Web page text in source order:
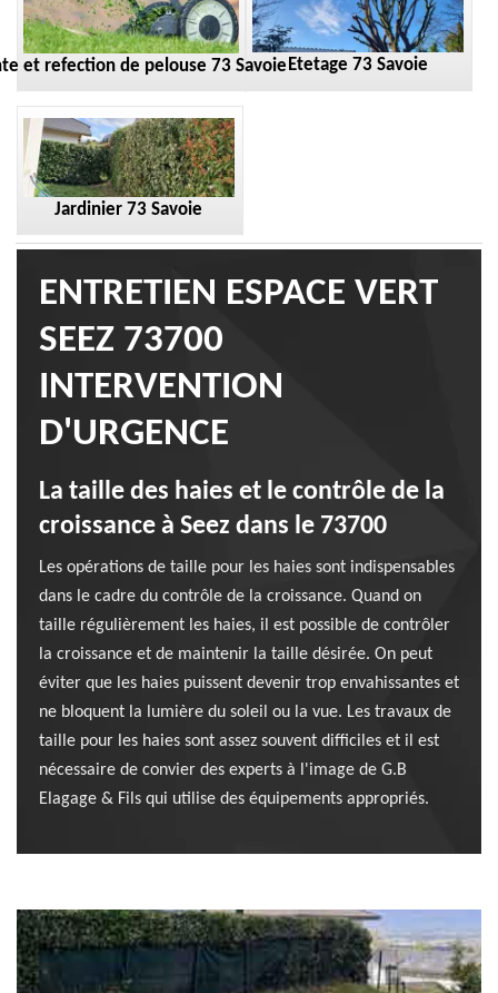
et refection de pelouse 73 Savoie Etetage 73 Savoie
Jardinier 73 Savoie
ENTRETIEN ESPACE VERT
SEEZ 73700
INTERVENTION
D'URGENCE
La taille des haies et le contrôle de la
croissance à Seez dans le 73700
Les opérations de taille pour les haies sont indispensables
dans le cadre du contrôle de la croissance. Quand on
taille régulièrement les haies, il est possible de contrôler
la croissance et de maintenir la taille désirée. On peut
éviter que les haies puissent devenir trop envahissantes et
ne bloquent la lumière du soleil ou la vue. Les travaux de
taille pour les haies sont assez souvent difficiles et il est
nécessaire de convier des experts à l'image de G.B
Elagage & Fils qui utilise des équipements appropriés.